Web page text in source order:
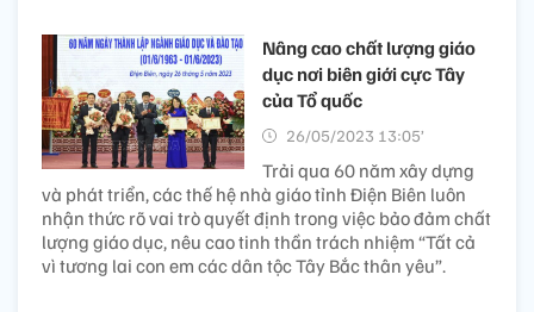
Nâng cao chất lượng giáo
dục nơi biên giới cực Tây
của Tổ quốc
26/05/2023 13:05’
Trải qua 60 năm xây dựng
và phát triển, các thế hệ nhà giáo tỉnh Điện Biên luôn
nhận thức rõ vai trò quyết định trong việc bảo đảm chất
lượng giáo dục, nêu cao tinh thần trách nhiệm “Tất cả
vì tương lai con em các dân tộc Tây Bắc thân yêu”.